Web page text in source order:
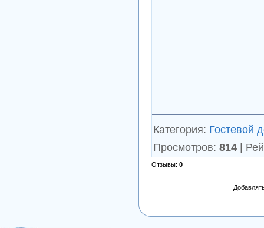
Категория: Гостевой
Просмотров: 814 |
Отзывы: 0